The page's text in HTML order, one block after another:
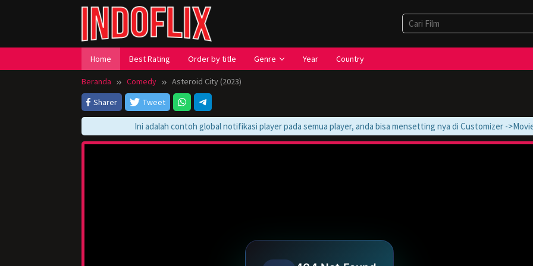
Home Best Rating Order by title Genre Year Country
Beranda Comedy
Asteroid City (2023)
Sharer
Tweet
Ini adalah contoh global notifikasi player pada semua player, anda bisa mensetting nya di Customizer ->Movie ->